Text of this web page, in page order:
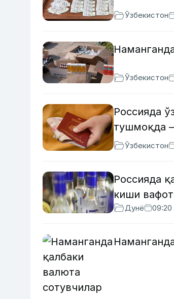
Ўзбекистон
Ўзбекистон
Россияда
тушмоқда
Ўзбекистон
Россияда
киши
Дунё 09:20